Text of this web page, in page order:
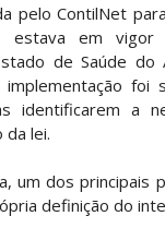
pelo ContilNet
estava em vigor
de Saúde do
foi
identificarem a
lei.
um dos principais
definição do